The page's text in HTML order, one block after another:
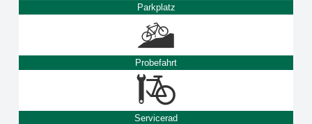
Parkplatz
Probefahrt
Servicerad